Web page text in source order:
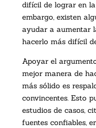
difícil de lograr en
embargo, existen
ayudar a aumentar
hacerlo más difícil
Apoyar el
mejor manera de
más sólido es
convincentes. Esto
estudios de casos,
fuentes confiables,